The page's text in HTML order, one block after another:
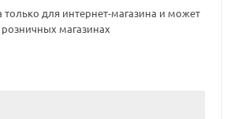
только для интернет-магазина и может
розничных магазинах